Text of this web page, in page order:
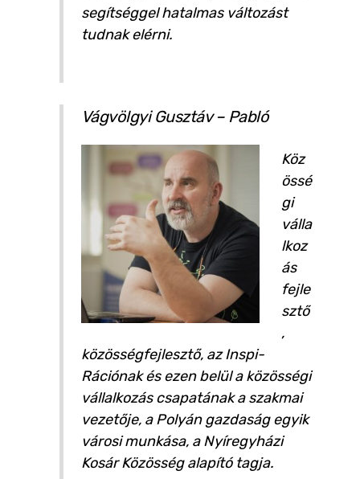
segítséggel hatalmas változást
tudnak elérni.
Vágvölgyi Gusztáv – Pabló
Köz
össé
gi
válla
lkoz
ás
fejle
sztő
,
közösségfejlesztő, az Inspi-
Rációnak és ezen belül a közösségi
vállalkozás csapatának a szakmai
vezetője, a Polyán gazdaság egyik
városi munkása, a Nyíregyházi
Kosár Közösség alapító tagja.